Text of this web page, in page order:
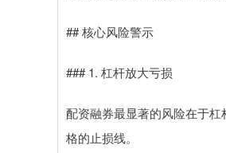
## 核心风险警示
### 1. 杠杆放大亏损
配资融券最显著的风险在于
格的止损线。